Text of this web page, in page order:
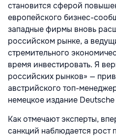
становится сферой
европейского бизнес-
западные фирмы вновь
российском рынке, а
стремительного
время инвестировать. Я
российских рынков» —
австрийского топ-
немецкое издание
Как отмечают эксперты,
санкций наблюдается рост